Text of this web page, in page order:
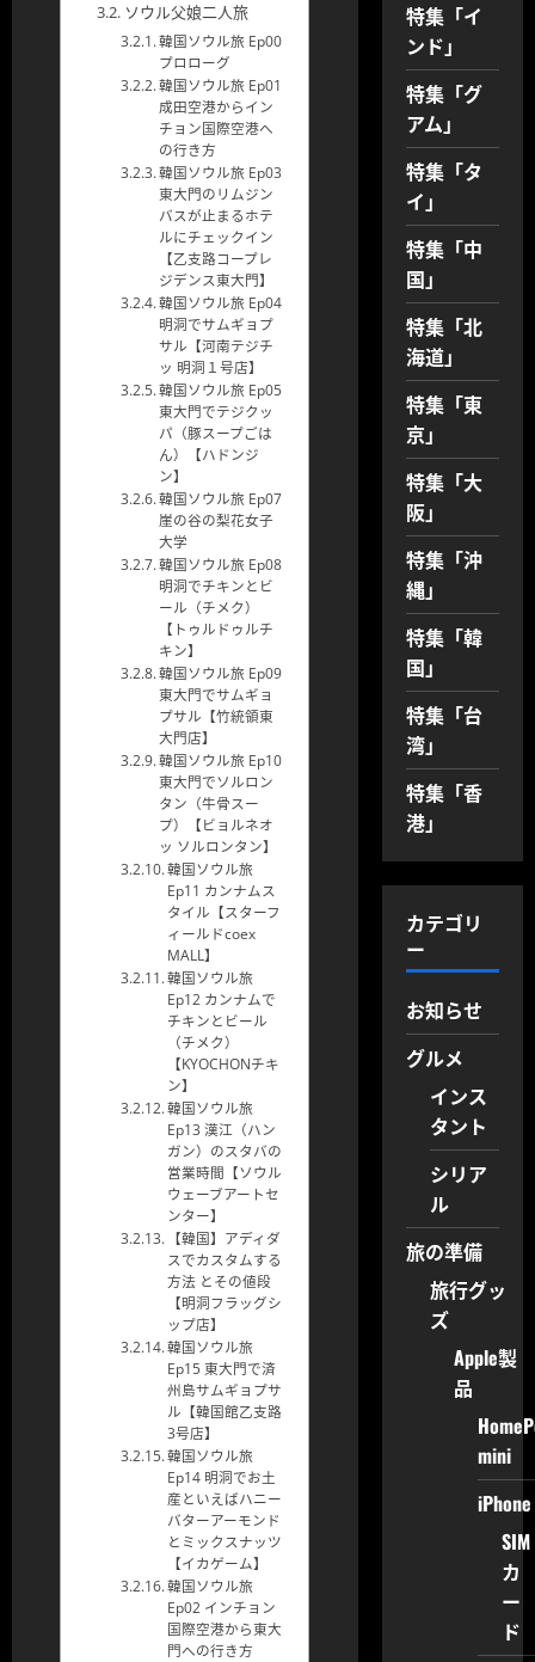
ソウル父娘二人旅
韓国ソウル旅 Ep00
プロローグ
韓国ソウル旅 Ep01
成田空港からイン
チョン国際空港へ
の行き方
韓国ソウル旅 Ep03
東大門のリムジン
バスが止まるホテ
ルにチェックイン
【乙支路コープレ
ジデンス東大門】
韓国ソウル旅 Ep04
明洞でサムギョプ
サル【河南テジチ
ッ 明洞１号店】
韓国ソウル旅 Ep05
東大門でテジクッ
パ（豚スープごは
ん）【ハドンジ
ン】
韓国ソウル旅 Ep07
崖の谷の梨花女子
大学
韓国ソウル旅 Ep08
明洞でチキンとビ
ール（チメク）
【トゥルドゥルチ
キン】
韓国ソウル旅 Ep09
東大門でサムギョ
プサル【竹統領東
大門店】
韓国ソウル旅 Ep10
東大門でソルロン
タン（牛骨スー
プ）【ビョルネオ
ッ ソルロンタン】
韓国ソウル旅
Ep11 カンナムス
タイル【スターフ
ィールドcoex
MALL】
韓国ソウル旅
Ep12 カンナムで
チキンとビール
（チメク）
【KYOCHONチキ
ン】
韓国ソウル旅
Ep13 漢江（ハン
ガン）のスタバの
営業時間【ソウル
ウェーブアートセ
ンター】
【韓国】アディダ
スでカスタムする
方法 とその値段
【明洞フラッグシ
ップ店】
韓国ソウル旅
Ep15 東大門で済
州島サムギョプサ
ル【韓国館乙支路
3号店】
韓国ソウル旅
Ep14 明洞でお土
産といえばハニー
バターアーモンド
とミックスナッツ
【イカゲーム】
韓国ソウル旅
Ep02 インチョン
国際空港から東大
門への行き方
特集「イ
ンド」
特集「グ
アム」
特集「タ
イ」
特集「中
国」
特集「北
海道」
特集「東
京」
特集「大
阪」
特集「沖
縄」
特集「韓
国」
特集「台
湾」
特集「香
港」
カテゴリ
ー
お知らせ
グルメ
インス
タント
シリア
ル
旅の準備
旅行グッ
ズ
Apple製
品
mini
iPhone
SIM
カ
ー
ド